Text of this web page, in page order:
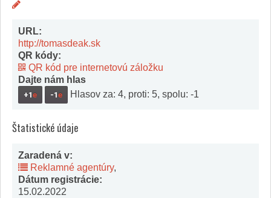
URL:
http://tomasdeak.sk
QR kódy:
QR kód pre internetovú záložku
Dajte nám hlas
+1e -1e Hlasov za: 4, proti: 5, spolu: -1
Štatistické údaje
Zaradená v:
Reklamné agentúry,
Dátum registrácie:
15.02.2022